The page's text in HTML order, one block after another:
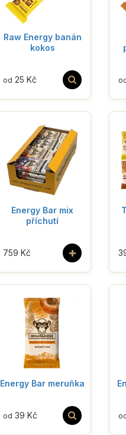
Raw Energy banán
kokos
od 25 Kč
Energy Bar mix
příchutí
+
759 Kč
Energy Bar meruňka
od 39 Kč